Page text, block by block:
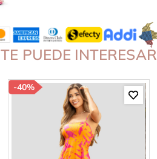
TE PUEDE INTERESAR
-40%